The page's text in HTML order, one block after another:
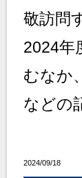
敬訪問
2024年
むなか
などの
2024/09/18